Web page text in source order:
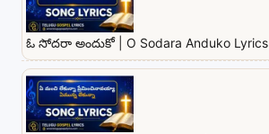
ఓ సోదరా అందుకో | O Sodara Anduko Lyrics